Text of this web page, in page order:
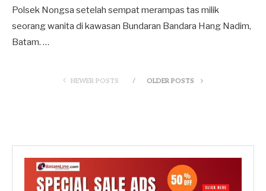
Polsek Nongsa setelah sempat merampas tas milik
seorang wanita di kawasan Bundaran Bandara Hang Nadim,
Batam. …
NEWER POSTS OLDER POSTS